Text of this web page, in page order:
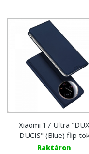
Xiaomi 17 Ultra "DUX
DUCIS" (Blue) flip tok
Raktáron